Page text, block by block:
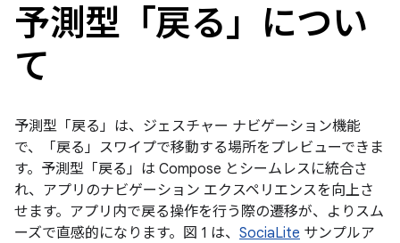
予測型「戻る」につい
て
予測型「戻る」は、ジェスチャー ナビゲーション機能
で、「戻る」スワイプで移動する場所をプレビューできま
す。予測型「戻る」は Compose とシームレスに統合さ
れ、アプリのナビゲーション エクスペリエンスを向上さ
せます。アプリ内で戻る操作を行う際の遷移が、よりスム
ーズで直感的になります。図 1 は、 SociaLite サンプルア